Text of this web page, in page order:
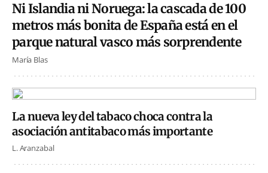
Ni Islandia ni Noruega: la cascada de 100
metros más bonita de España está en el
parque natural vasco más sorprendente
María Blas
La nueva ley del tabaco choca contra la
asociación antitabaco más importante
L. Aranzabal